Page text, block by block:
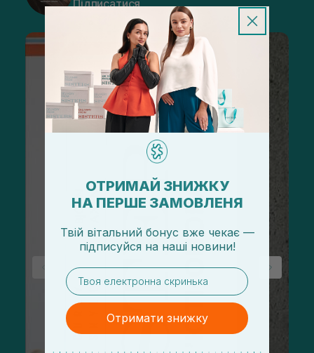
Підписатися
ОТРИМАЙ ЗНИЖКУ
НА ПЕРШЕ ЗАМОВЛЕНЯ
Твій вітальний бонус вже чекає —
підписуйся на наші новини!
email
Отримати знижку